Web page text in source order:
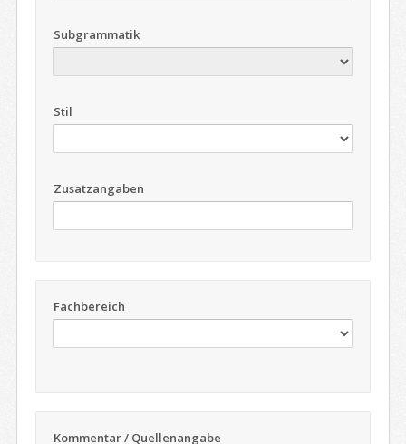
Subgrammatik
Stil
Zusatzangaben
Fachbereich
Kommentar / Quellenangabe